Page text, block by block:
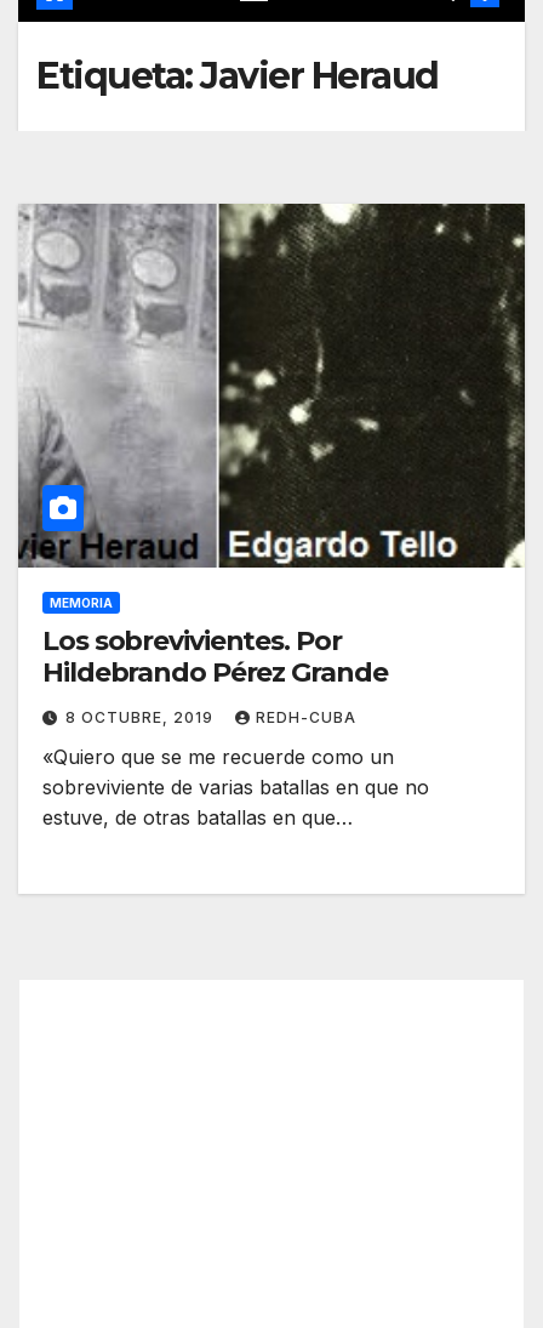
Etiqueta:Javier Heraud
MEMORIA
Los sobrevivientes. Por
Hildebrando Pérez Grande
8 OCTUBRE, 2019 REDH-CUBA
«Quiero que se me recuerde como un
sobreviviente de varias batallas en que no
estuve, de otras batallas en que…